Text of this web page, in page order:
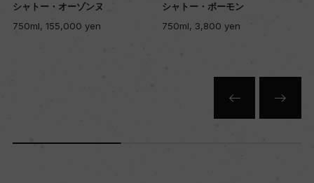
シャトー・オーゾンヌ
750ml, 155,000 yen
シャトー・ボーモン
750ml, 3,800 yen